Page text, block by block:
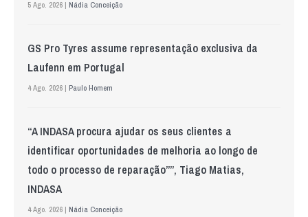
5 Ago. 2026 | Nádia Conceição
GS Pro Tyres assume representação exclusiva da
Laufenn em Portugal
4 Ago. 2026 | Paulo Homem
“A INDASA procura ajudar os seus clientes a
identificar oportunidades de melhoria ao longo de
todo o processo de reparação””, Tiago Matias,
INDASA
4 Ago. 2026 | Nádia Conceição